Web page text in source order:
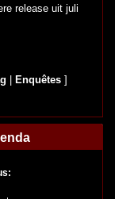
release uit juli
Enquêtes ]